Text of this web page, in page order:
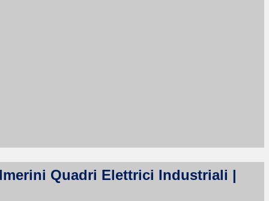
Quadri Elettrici Industriali |